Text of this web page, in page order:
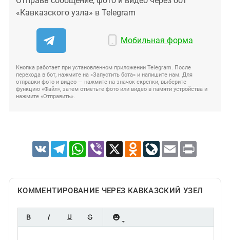
«Кавказского узла» в Telegram
Мобильная форма
Кнопка работает при установленном приложении Telegram. После
перехода в бот, нажмите на «Запустить бота» и напишите нам. Для
отправки фото и видео — нажмите на значок скрепки, выберите
функцию «Файл», затем отметьте фото или видео в памяти устройства и
нажмите «Отправить».
VK TelegramWhatsApp
Viber X Odnoklassniki
LiveJournal
Email Print
КОММЕНТИРОВАНИЕ ЧЕРЕЗ КАВКАЗСКИЙ УЗЕЛ